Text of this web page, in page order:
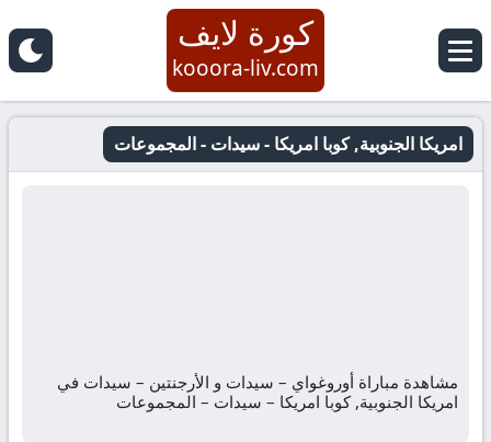
كورة لايف
kooora-liv.com
امريكا الجنوبية, كوبا امريكا - سيدات - المجموعات
مشاهدة مباراة أوروغواي – سيدات و الأرجنتين – سيدات في
امريكا الجنوبية, كوبا امريكا – سيدات – المجموعات